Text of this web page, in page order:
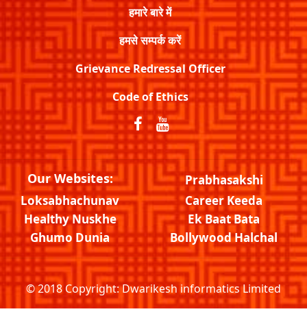
हमारे बारे में
हमसे सम्पर्क करें
Grievance Redressal Officer
Code of Ethics
Our Websites:
Prabhasakshi
Loksabhachunav
Career Keeda
Healthy Nuskhe
Ek Baat Bata
Ghumo Dunia
Bollywood Halchal
© 2018 Copyright:Dwarikesh informatics Limited